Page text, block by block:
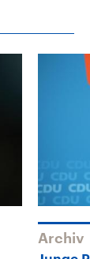
Archiv